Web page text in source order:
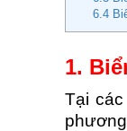
6.4
1.
Tại